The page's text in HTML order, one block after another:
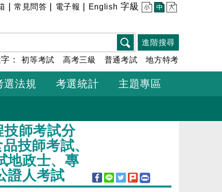
常見問答 電子報 English 字級 小 中 大
進階搜尋
字：初等考試 高考三級 普通考試 地方特考
選法規 考選統計 主題專區
師考試分
技師考試、
地政士、專
證人考試